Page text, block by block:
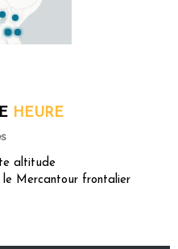
HEURE
altitude
le Mercantour frontalier